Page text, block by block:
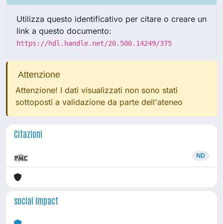
Utilizza questo identificativo per citare o creare un
link a questo documento:
https://hdl.handle.net/20.500.14249/375
Attenzione
Attenzione! I dati visualizzati non sono stati
sottoposti a validazione da parte dell'ateneo
Citazioni
ND
social impact